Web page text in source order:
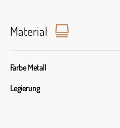
Material
Farbe Metall
Legierung